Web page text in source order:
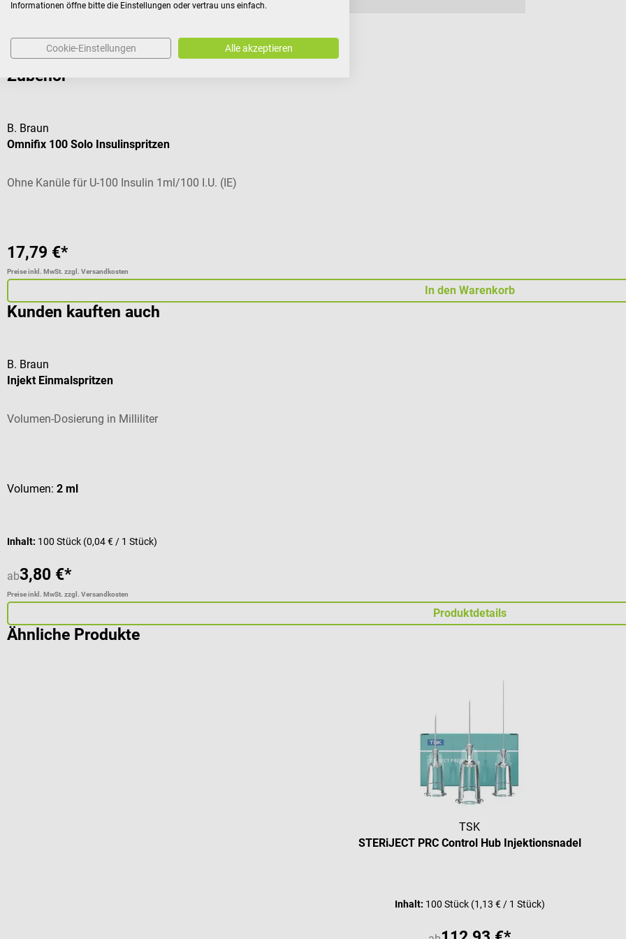
Zubehör
B. Braun
Omnifix 100 Solo Insulinspritzen
Ohne Kanüle für U-100 Insulin 1ml/100 I.U. (IE)
17,79 €*
Preise inkl. MwSt. zzgl. Versandkosten
In den Warenkorb
Kunden kauften auch
B. Braun
Injekt Einmalspritzen
Volumen-Dosierung in Milliliter
Volumen: 2 ml
Inhalt: 100 Stück (0,04 € / 1 Stück)
ab3,80 €*
Preise inkl. MwSt. zzgl. Versandkosten
Produktdetails
Ähnliche Produkte
TSK
STERiJECT PRC Control Hub Injektionsnadel
Inhalt: 100 Stück (1,13 € / 1 Stück)
Informationen öffne bitte die Einstellungen oder vertrau uns einfach.
Cookie-Einstellungen Alle akzeptieren